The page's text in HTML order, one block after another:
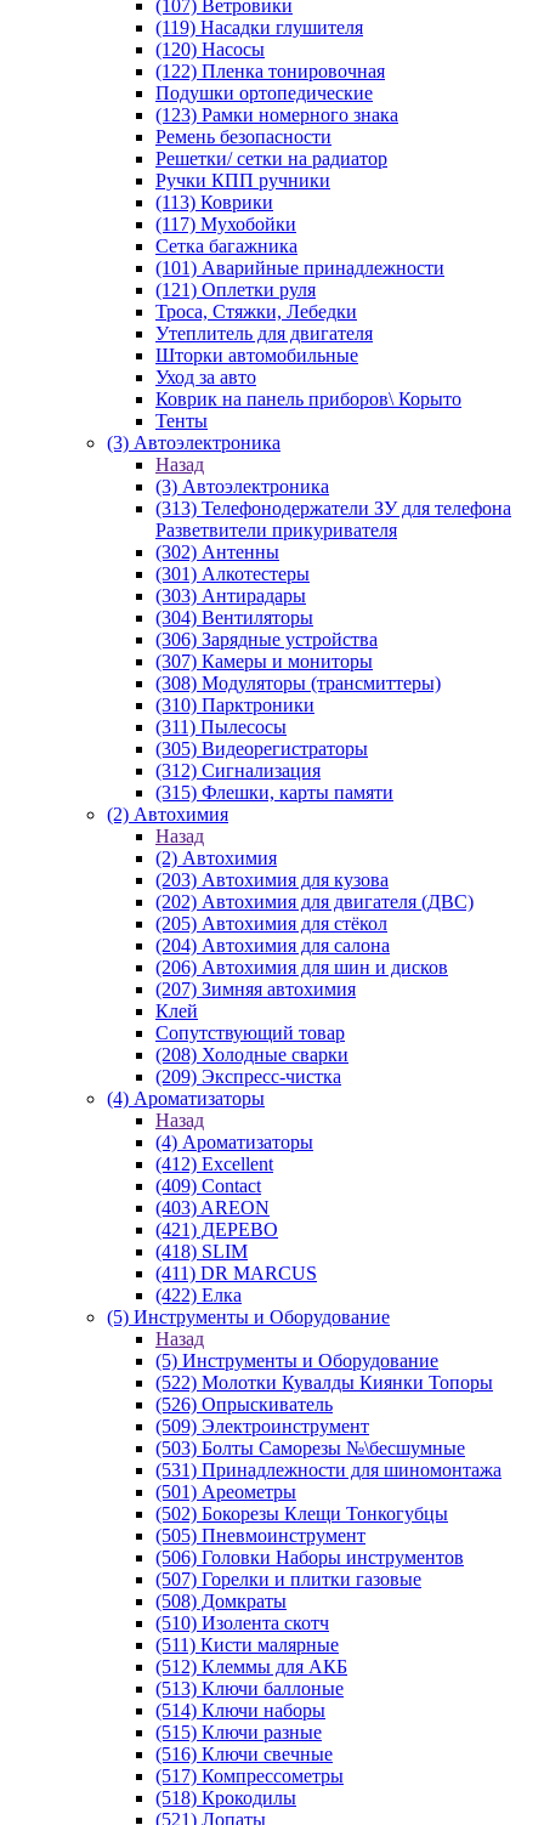
(107) Ветровики
(119) Насадки глушителя
(120) Насосы
(122) Пленка тонировочная
Подушки ортопедические
(123) Рамки номерного знака
Ремень безопасности
Решетки/ сетки на радиатор
Ручки КПП ручники
(113) Коврики
(117) Мухобойки
Сетка багажника
(101) Аварийные принадлежности
(121) Оплетки руля
Троса, Стяжки, Лебедки
Утеплитель для двигателя
Шторки автомобильные
Уход за авто
Коврик на панель приборов\ Корыто
Тенты
(3) Автоэлектроника
Назад
(3) Автоэлектроника
(313) Телефонодержатели ЗУ для телефона
Разветвители прикуривателя
(302) Антенны
(301) Алкотестеры
(303) Антирадары
(304) Вентиляторы
(306) Зарядные устройства
(307) Камеры и мониторы
(308) Модуляторы (трансмиттеры)
(310) Парктроники
(311) Пылесосы
(305) Видеорегистраторы
(312) Сигнализация
(315) Флешки, карты памяти
(2) Автохимия
Назад
(2) Автохимия
(203) Автохимия для кузова
(202) Автохимия для двигателя (ДВС)
(205) Автохимия для стёкол
(204) Автохимия для салона
(206) Автохимия для шин и дисков
(207) Зимняя автохимия
Клей
Сопутствующий товар
(208) Холодные сварки
(209) Экспреcс-чистка
(4) Ароматизаторы
Назад
(4) Ароматизаторы
(412) Excellent
(409) Contact
(403) AREON
(421) ДЕРЕВО
(418) SLIM
(411) DR MARCUS
(422) Елка
(5) Инструменты и Оборудование
Назад
(5) Инструменты и Оборудование
(522) Молотки Кувалды Киянки Топоры
(526) Опрыскиватель
(509) Электроинструмент
(503) Болты Саморезы №\бесшумные
(531) Принадлежности для шиномонтажа
(501) Ареометры
(502) Бокорезы Клещи Тонкогубцы
(505) Пневмоинструмент
(506) Головки Наборы инструментов
(507) Горелки и плитки газовые
(508) Домкраты
(510) Изолента скотч
(511) Кисти малярные
(512) Клеммы для АКБ
(513) Ключи баллоные
(514) Ключи наборы
(515) Ключи разные
(516) Ключи свечные
(517) Компрессометры
(518) Крокодилы
(521) Лопаты